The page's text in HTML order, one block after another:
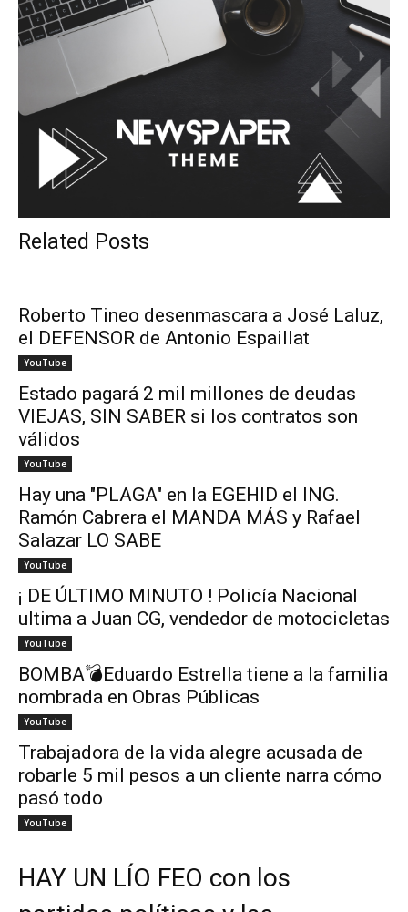
Related Posts
Roberto Tineo desenmascara a José Laluz,
el DEFENSOR de Antonio Espaillat
YouTube
Estado pagará 2 mil millones de deudas
VIEJAS, SIN SABER si los contratos son
válidos
YouTube
Hay una "PLAGA" en la EGEHID el ING.
Ramón Cabrera el MANDA MÁS y Rafael
Salazar LO SABE
YouTube
¡ DE ÚLTIMO MINUTO ! Policía Nacional
ultima a Juan CG, vendedor de motocicletas
YouTube
BOMBA💣Eduardo Estrella tiene a la familia
nombrada en Obras Públicas
YouTube
Trabajadora de la vida alegre acusada de
robarle 5 mil pesos a un cliente narra cómo
pasó todo
YouTube
HAY UN LÍO FEO con los